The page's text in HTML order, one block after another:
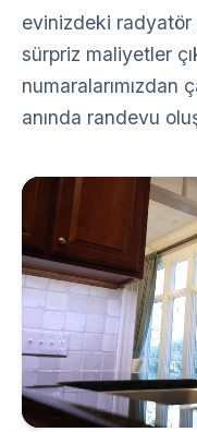
evinizdeki radyatör
sürpriz maliyetler
numaralarımızdan
anında randevu